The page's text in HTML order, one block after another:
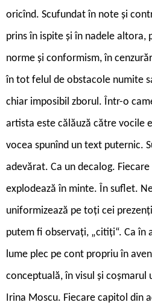
oricînd. Scufundat în note și
prins în ispite și în nadele altora,
norme și conformism, în
în tot felul de obstacole numite
chiar imposibil zborul. Într-o
artista este călăuză către vocile
vocea spunînd un text puternic.
adevărat. Ca un decalog.
explodează în minte. În suflet.
uniformizează pe toți cei
putem fi observați, „citiți“. Ca în
lume plec pe cont propriu în
conceptuală, în visul și
Irina Moscu. Fiecare capitol din